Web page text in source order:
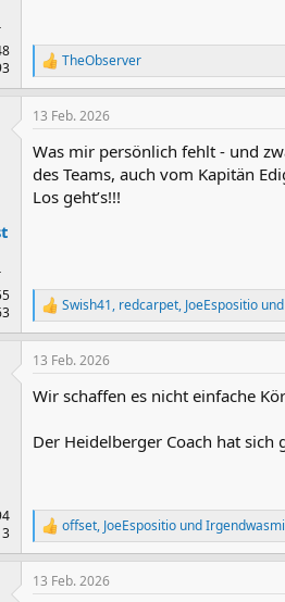
R
e
a
k
i
o
e
TheObserver
13 Feb. 2026
Was mir persönlich fehlt - und
des Teams, auch vom Kapitän
Los geht’s!!!
R
e
a
k
i
n
e
Swish41, redcarpet, JoeEspositio
13 Feb. 2026
Wir schaffen es nicht einfache
Der Heidelberger Coach hat
R
e
a
k
offset, JoeEspositio und
13 Feb. 2026